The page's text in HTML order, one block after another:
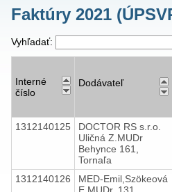
Faktúry 2021
Vyhľadať:
Interné
číslo
Dodávateľ
1312140125
DOCTOR RS s.r.o.
Uličná Z.MUDr
Behynce 161,
Tornaľa
1312140126
MED-Emil,Szökeová